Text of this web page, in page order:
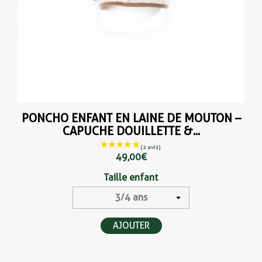
PONCHO ENFANT EN LAINE DE MOUTON –
CAPUCHE DOUILLETTE &...
49,00 €
Taille enfant
AJOUTER